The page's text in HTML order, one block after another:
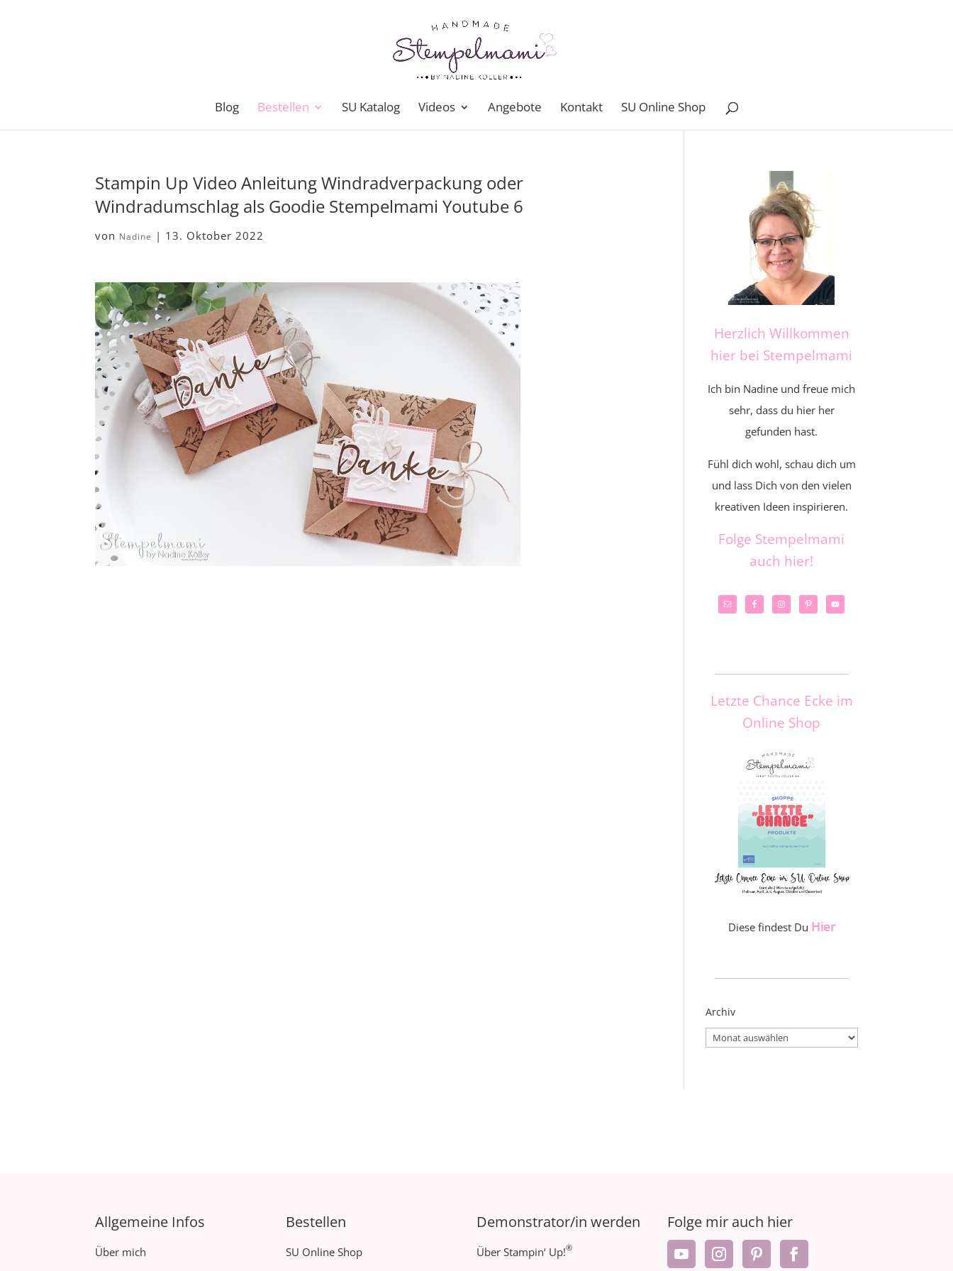
Blog Bestellen SU Katalog Videos Angebote Kontakt SU Online Shop
Stampin Up Video Anleitung Windradverpackung oder
Windradumschlag als Goodie Stempelmami Youtube 6
von Nadine | 13. Oktober 2022
Herzlich Willkommen
hier bei Stempelmami
Ich bin Nadine und freue mich
sehr, dass du hier her
gefunden hast.
Fühl dich wohl, schau dich um
und lass Dich von den vielen
kreativen Ideen inspirieren.
Folge Stempelmami
auch hier!
Letzte Chance Ecke im
Online Shop
Diese findest Du Hier
Archiv
Archiv
Allgemeine Infos
Über mich
Bestellen
SU Online Shop
Demonstrator/in werden
Über Stampin‘ Up!®
Folge mir auch hier